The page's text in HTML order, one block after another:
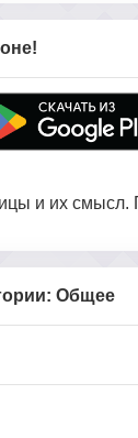
и их
Общее